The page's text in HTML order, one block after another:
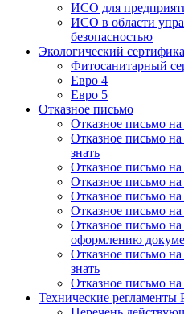
ИСО для
ИСО в области
безопасностью
Экологический
Фитосанитарный
Евро 4
Евро 5
Отказное письмо
Отказное письмо
Отказное письмо
знать
Отказное письмо
Отказное письмо на
Отказное письмо на
Отказное письмо
Отказное письмо на
оформлению
Отказное письмо
знать
Отказное письмо на
Технические регламенты